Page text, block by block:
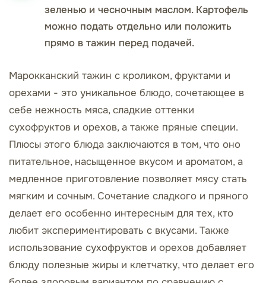
зеленью и чесночным маслом. Картофель
можно подать отдельно или положить
прямо в тажин перед подачей.
Марокканский тажин с кроликом, фруктами и
орехами - это уникальное блюдо, сочетающее в
себе нежность мяса, сладкие оттенки
сухофруктов и орехов, а также пряные специи.
Плюсы этого блюда заключаются в том, что оно
питательное, насыщенное вкусом и ароматом, а
медленное приготовление позволяет мясу стать
мягким и сочным. Сочетание сладкого и пряного
делает его особенно интересным для тех, кто
любит экспериментировать с вкусами. Также
использование сухофруктов и орехов добавляет
блюду полезные жиры и клетчатку, что делает его